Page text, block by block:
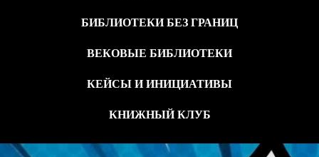
БИБЛИОТЕКИ БЕЗ ГРАНИЦ
ВЕКОВЫЕ БИБЛИОТЕКИ
КЕЙСЫ И ИНИЦИАТИВЫ
КНИЖНЫЙ КЛУБ